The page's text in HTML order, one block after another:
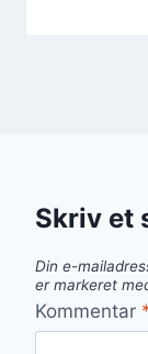
Skriv et
Din e-
er markeret
Kommentar